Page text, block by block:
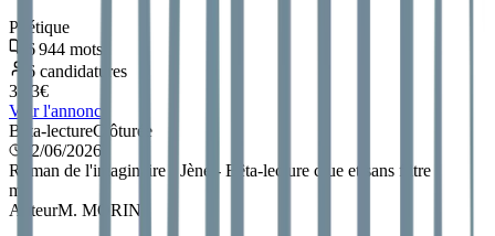
Poétique
6 944 mots
6 candidatures
3.13€
Voir l'annonce
Bêta-lectureClôturée
22/06/2026
Roman de l'imaginaire - Jène - Bêta-lecture crue et sans filtre
m
AuteurM. MORIN